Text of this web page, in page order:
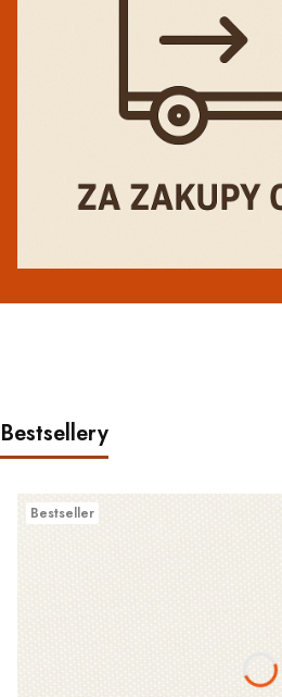
Bestsellery
Bestseller